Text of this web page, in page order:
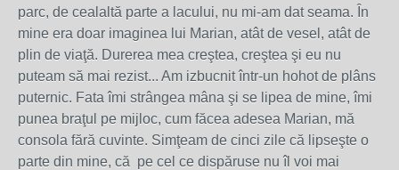
parc, de cealaltă parte a lacului, nu mi-am dat seama. În
mine era doar imaginea lui Marian, atât de vesel, atât de
plin de viaţă. Durerea mea creştea, creştea şi eu nu
puteam să mai rezist... Am izbucnit într-un hohot de plâns
puternic. Fata îmi strângea mâna şi se lipea de mine, îmi
punea braţul pe mijloc, cum făcea adesea Marian, mă
consola fără cuvinte. Simţeam de cinci zile că lipseşte o
parte din mine, că pe cel ce dispăruse nu îl voi mai